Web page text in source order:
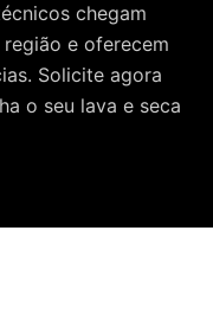
chegam
e oferecem
Solicite agora
o seu lava e seca